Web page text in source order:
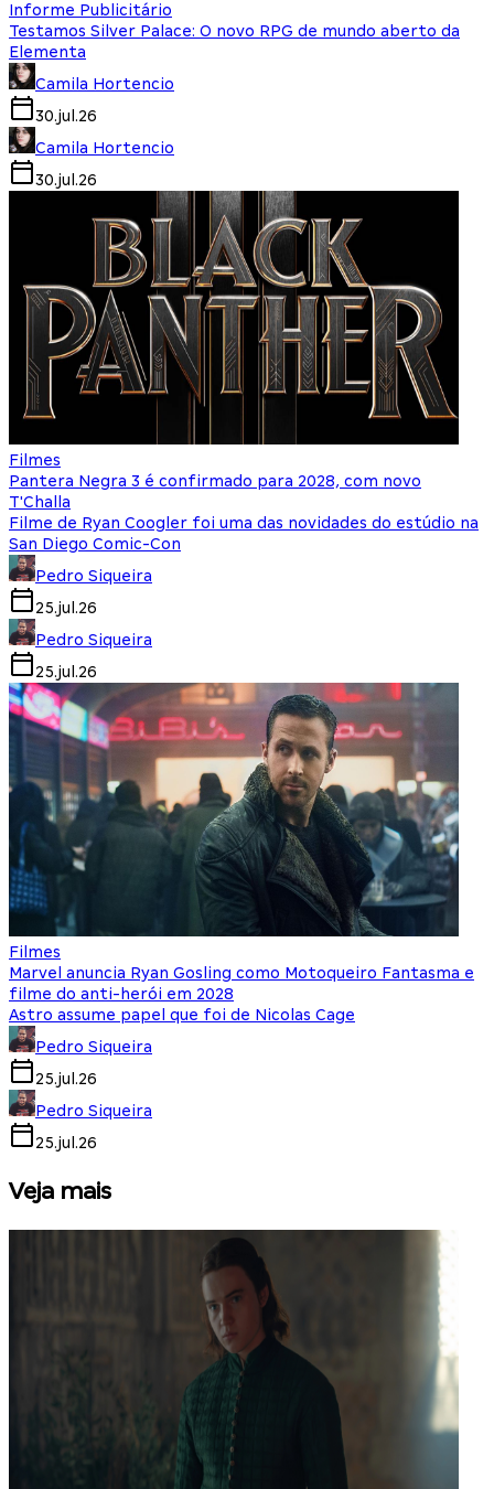
Informe Publicitário
Testamos Silver Palace: O novo RPG de mundo aberto da
Elementa
Camila Hortencio
30.jul.26
Camila Hortencio
30.jul.26
Filmes
Pantera Negra 3 é confirmado para 2028, com novo
T'Challa
Filme de Ryan Coogler foi uma das novidades do estúdio na
San Diego Comic-Con
Pedro Siqueira
25.jul.26
Pedro Siqueira
25.jul.26
Filmes
Marvel anuncia Ryan Gosling como Motoqueiro Fantasma e
filme do anti-herói em 2028
Astro assume papel que foi de Nicolas Cage
Pedro Siqueira
25.jul.26
Pedro Siqueira
25.jul.26
Veja mais